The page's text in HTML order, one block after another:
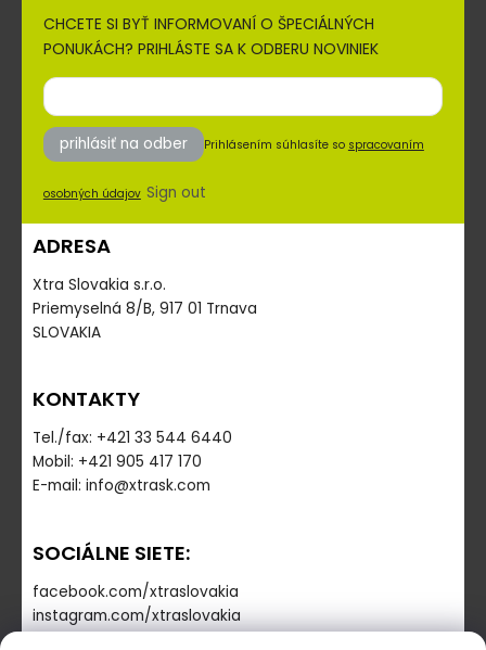
CHCETE SI BYŤ INFORMOVANÍ O ŠPECIÁLNÝCH
PONUKÁCH? PRIHLÁSTE SA K ODBERU NOVINIEK
prihlásiť na odber Prihlásením súhlasíte so spracovaním
osobných údajov Sign out
ADRESA
Xtra Slovakia s.r.o.
Priemyselná 8/B, 917 01 Trnava
SLOVAKIA
KONTAKTY
Tel./fax: +421 33 544 6440
Mobil: +421 905 417 170
E-mail: info@xtrask.com
SOCIÁLNE SIETE:
facebook.com/xtraslovakia
instagram.com/xtraslovakia